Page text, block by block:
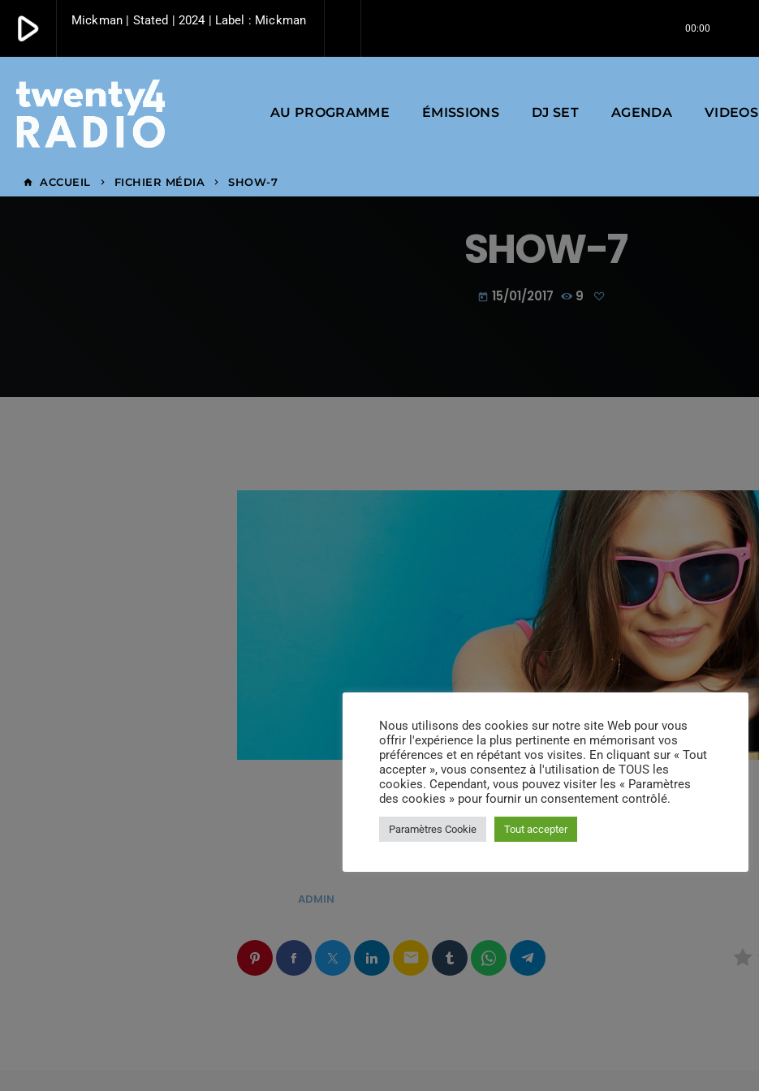
play_arrow Mickman | Stated | 2024 | Label : Mickman
00:00
play_arrow
AU PROGRAMME ÉMISSIONS DJ SET AGENDA VIDEOS
home ACCUEIL keyboard_arrow_right FICHIER MÉDIA keyboard_arrow_right SHOW-7
SHOW-7
today 15/01/2017 9
ADMIN
email
Nous utilisons des cookies sur notre site Web pour vous
offrir l'expérience la plus pertinente en mémorisant vos
préférences et en répétant vos visites. En cliquant sur « Tout
accepter », vous consentez à l'utilisation de TOUS les
cookies. Cependant, vous pouvez visiter les « Paramètres
des cookies » pour fournir un consentement contrôlé.
Paramètres Cookie Tout accepter